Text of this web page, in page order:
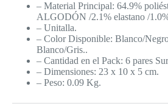
– Material Principal: 64.9%
ALGODÓN /2.1% elastano /
– Unitalla.
– Color Disponible: Blanco/
Blanco/Gris..
– Cantidad en el Pack: 6 pares
– Dimensiones: 23 x 10 x 5 cm.
– Peso: 0.09 Kg.